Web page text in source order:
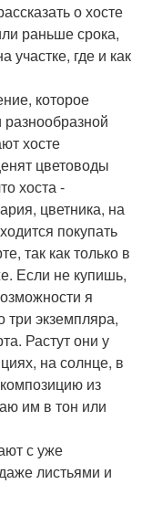
о хосте
раньше срока,
участке, где и как
которое
разнообразной
хосте
цветоводы
хоста -
цветника, на
покупать
так как только в
Если не купишь,
я
три экземпляра,
Растут они у
на солнце, в
из
им в тон или
с уже
листьями и